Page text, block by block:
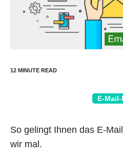
E-
So gelingt Ihnen das E-
wir mal.